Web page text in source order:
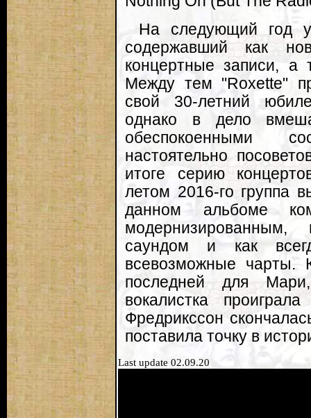
На следующий год
содержавший как
концертные записи, а
Между тем "Roxette"
свой 30-летний
однако в дело
обеспокоенными
настоятельно
итоге серию
летом 2016-го группа
данном альбоме
саундом и как
всевозможные чарты.
последней для
вокалистка
Фредрикссон
поставила точку в
Last update 02.09.20